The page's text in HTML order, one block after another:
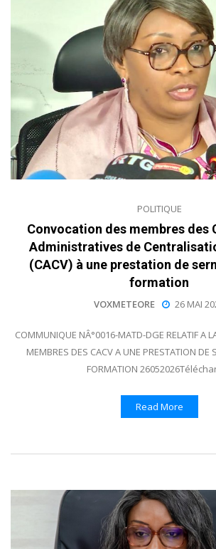
POLITIQUE
Convocation des membres des
Administratives de
(CACV) à une prestation de
formation
VOXMETEORE 26 MAI
COMMUNIQUE NÂ°0016-MATD-DGE RELATIF A
MEMBRES DES CACV A UNE PRESTATION DE
FORMATION
Read More